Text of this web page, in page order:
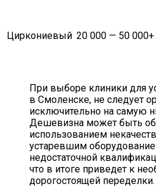
Циркониевый 20 000 — 50 000+
При выборе клиники для
в Смоленске, не следует
исключительно на самую
Дешевизна может быть
использованием
устаревшим
недостаточной
что в итоге приведет к
дорогостоящей переделки.